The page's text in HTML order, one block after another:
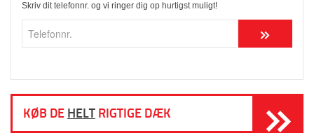
Skriv dit telefonnr. og vi ringer dig op hurtigst muligt!
KØB DE HELT RIGTIGE DÆK